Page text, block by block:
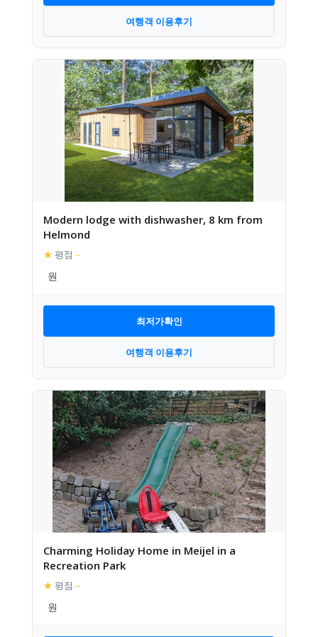
여행객 이용후기
Modern lodge with dishwasher, 8 km from
Helmond
★ 평점 –
최저가확인
여행객 이용후기
Charming Holiday Home in Meijel in a
Recreation Park
★ 평점 –